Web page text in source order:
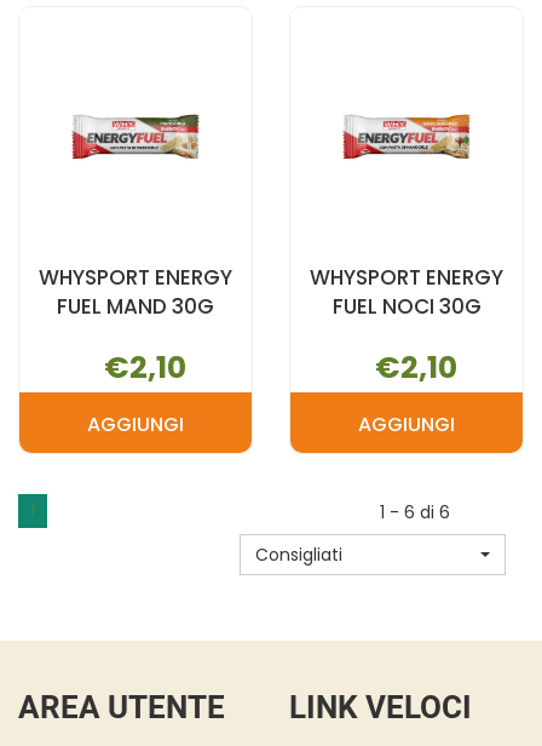
WHYSPORT ENERGY
FUEL MAND 30G
€2,10
AGGIUNGIAGGIUNGI WHYSPORT
WHYSPORT ENERGY
FUEL NOCI 30G
€2,10
AGGIUNGIAGGIUNGI
FUEL
NOCI
30G AL
1
1 - 6 di 6
Consigliati
AREA UTENTE LINK VELOCI